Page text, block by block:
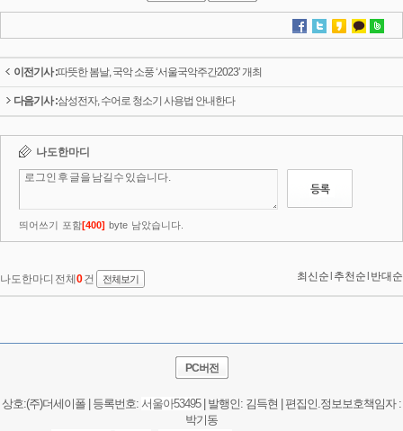
이전기사 :따뜻한 봄날, 국악 소풍 ‘서울국악주간2023’ 개최
다음기사 :삼성전자, 수어로 청소기 사용법 안내한다
PC버전
상호:(주)더세이폴 | 등록번호: 서울아53495| 발행인: 김득현 | 편집인.정보보호책임자 :
박기동